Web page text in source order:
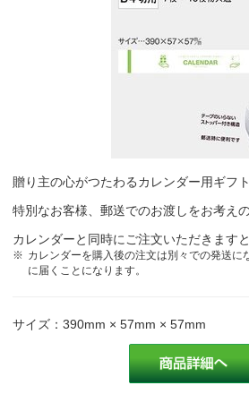
贈り主の心がつたわるカレンダー用ギフ
特別なお客様、郵送でのお渡しをお考え
カレンダーと同時にご注文いただきます
カレンダーを購入後の注文は別々での発送に
に届くことになります。
サイズ：390mm × 57mm × 57mm